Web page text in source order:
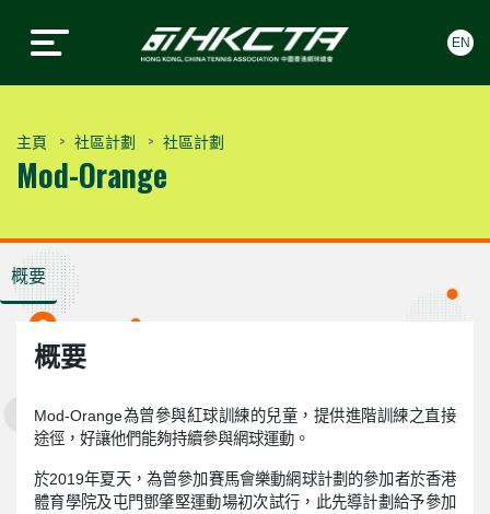
EN
主頁 社區計劃 社區計劃
Mod-Orange
概要
概要
Mod-Orange為曾參與紅球訓練的兒童，提供進階訓練之直接
途徑，好讓他們能夠持續參與網球運動。
於2019年夏天，為曾參加賽馬會樂動網球計劃的參加者於香港
體育學院及屯門鄧肇堅運動場初次試行，此先導計劃給予參加